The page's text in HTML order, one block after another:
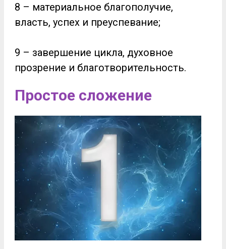
8 – материальное благополучие,
власть, успех и преуспевание;
9 – завершение цикла, духовное
прозрение и благотворительность.
Простое сложение